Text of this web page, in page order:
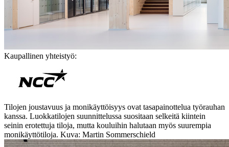
Kaupallinen yhteistyö:
Tilojen joustavuus ja monikäyttöisyys ovat tasapainottelua työrauhan
kanssa. Luokkatilojen suunnittelussa suositaan selkeitä kiintein
seinin erotettuja tiloja, mutta kouluihin halutaan myös suurempia
monikäyttötiloja. Kuva: Martin Sommerschield